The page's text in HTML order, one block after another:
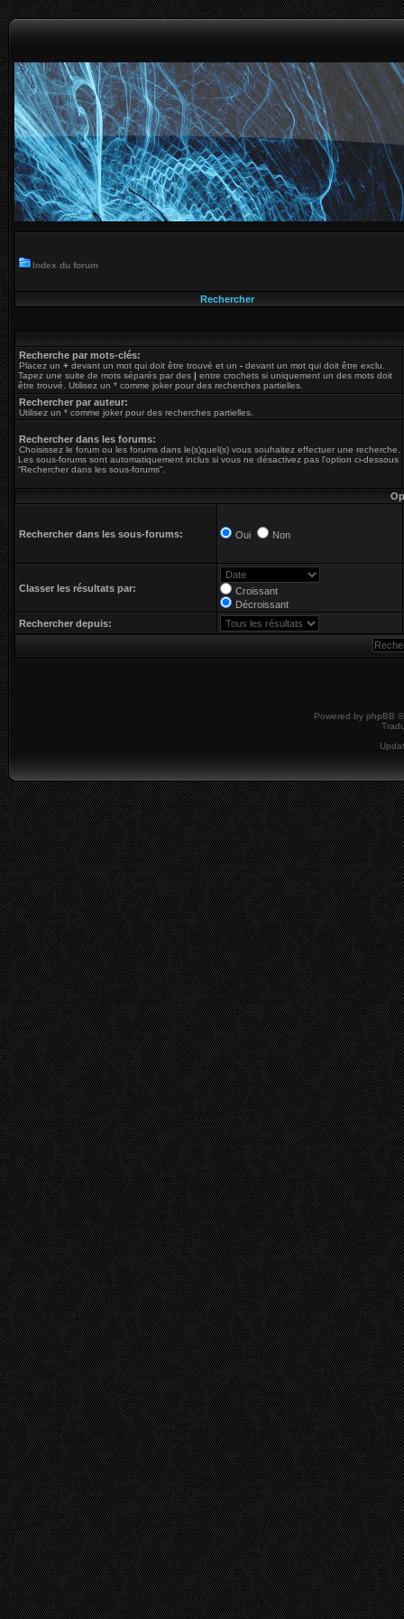
Index du forum
Rechercher
Recherche par mots-clés:
Placez un + devant un mot qui doit être trouvé et un - devant un mot qui doit être exclu.
Tapez une suite de mots séparés par des | entre crochets si uniquement un des mots doit
être trouvé. Utilisez un * comme joker pour des recherches partielles.
Rechercher par auteur:
Utilisez un * comme joker pour des recherches partielles.
Rechercher dans les forums:
Choisissez le forum ou les forums dans le(s)quel(s) vous souhaitez effectuer une recherche.
Les sous-forums sont automatiquement inclus si vous ne désactivez pas l’option ci-dessous
“Rechercher dans les sous-forums”.
Rechercher dans les sous-forums: Oui Non
Classer les résultats par:
Croissant
Décroissant
Rechercher depuis:
Powered by phpBB